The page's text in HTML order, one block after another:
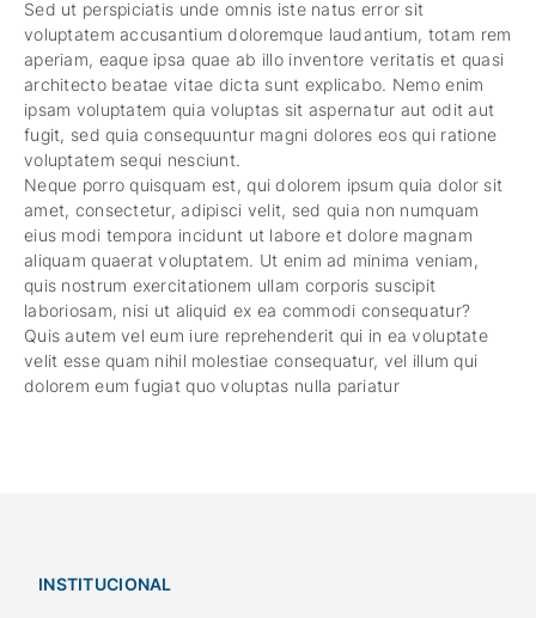
Sed ut perspiciatis unde omnis iste natus error sit
voluptatem accusantium doloremque laudantium, totam rem
aperiam, eaque ipsa quae ab illo inventore veritatis et quasi
architecto beatae vitae dicta sunt explicabo. Nemo enim
ipsam voluptatem quia voluptas sit aspernatur aut odit aut
fugit, sed quia consequuntur magni dolores eos qui ratione
voluptatem sequi nesciunt.
Neque porro quisquam est, qui dolorem ipsum quia dolor sit
amet, consectetur, adipisci velit, sed quia non numquam
eius modi tempora incidunt ut labore et dolore magnam
aliquam quaerat voluptatem. Ut enim ad minima veniam,
quis nostrum exercitationem ullam corporis suscipit
laboriosam, nisi ut aliquid ex ea commodi consequatur?
Quis autem vel eum iure reprehenderit qui in ea voluptate
velit esse quam nihil molestiae consequatur, vel illum qui
dolorem eum fugiat quo voluptas nulla pariatur
INSTITUCIONAL